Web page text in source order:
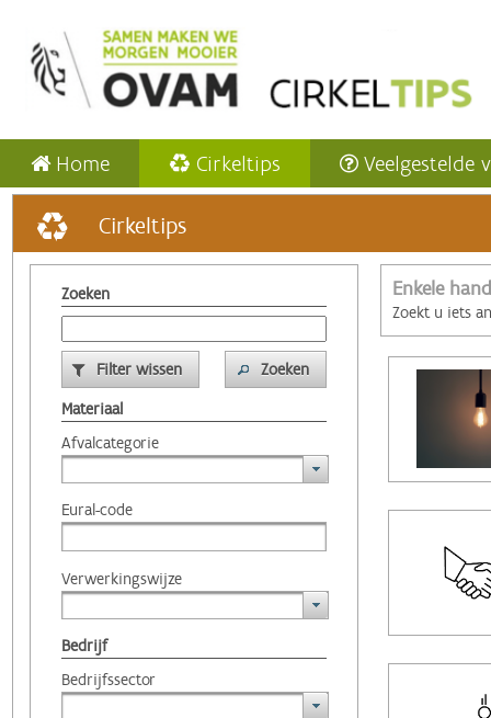
Home Cirkeltips Veelgestelde
Cirkeltips
Zoeken
Filter wissen
Zoeken
Materiaal
Afvalcategorie
Eural-code
Verwerkingswijze
Bedrijf
Bedrijfssector
Enkele
Zoekt u iets